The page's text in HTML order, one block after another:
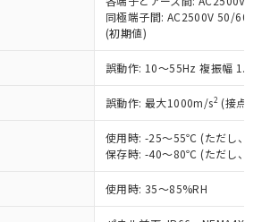
同極端子間: AC2500V 50/
(初期値)
誤動作: 10～55Hz 複振幅
誤動作: 最大1000m/s2 (接点
使用時: -25～55℃ (ただし、氷
保存時: -40～80℃ (ただし、氷
使用時: 35～85%RH
況および標準価格照会結果は、
ている更新日時点での社内デー
づき作成されるものであり、閲
た時点での実際の在庫および標
とは異なる場合があることをご
納期状況および標準価格はお客
取引先、またはお客様担当のオ
制御機器販売店・当社販売員に
ン制御機器販売店や当社販売拠
することがあります。
1000ppm以下、ポリ臭化ビフェニル
以下、ポリ臭化ジフェニルエーテル類
以下、フタル酸ビス(2-エチルヘキシ
名：DOP) 1000ppm以下、フタル酸ブチ
） 1000ppm以下、フタル酸ジブチル
以下、フタル酸ジイソブチル
く。
ル類の４物質については閾値を超える意
確認です。当社販売部門へお問
質の基準値 (GB/T26572)：
、 Hg(水銀) : 1000ppm、 Cd(カドミウ
ム) : 1000ppm、 PBBs(ポリ臭化ビフェ
ブチル) : 1000ppm、 DIBP(フタル酸ジ
、 BBP(フタル酸ブチルベンジ
ビス(2-エチルヘキシル)) : 1000ppm
よび外国貿易法に定める商品
｢規制貨物等」という）を輸出
国外への提供する場合は、日本
の輸出許可(または役務取引許
得するなどの必要な手続きを
規制貨物を破棄する場合は、完
砕するなど、違法に輸出されな
必要な手段を講じます。
貴社製品を、核兵器、ミサイ
学兵器、生物兵器またはその他
びにこれらの製造装置等に一切
一定数以上の在庫あり
一定数には満たないが在庫あり
在庫なし(最新の在庫状況につ